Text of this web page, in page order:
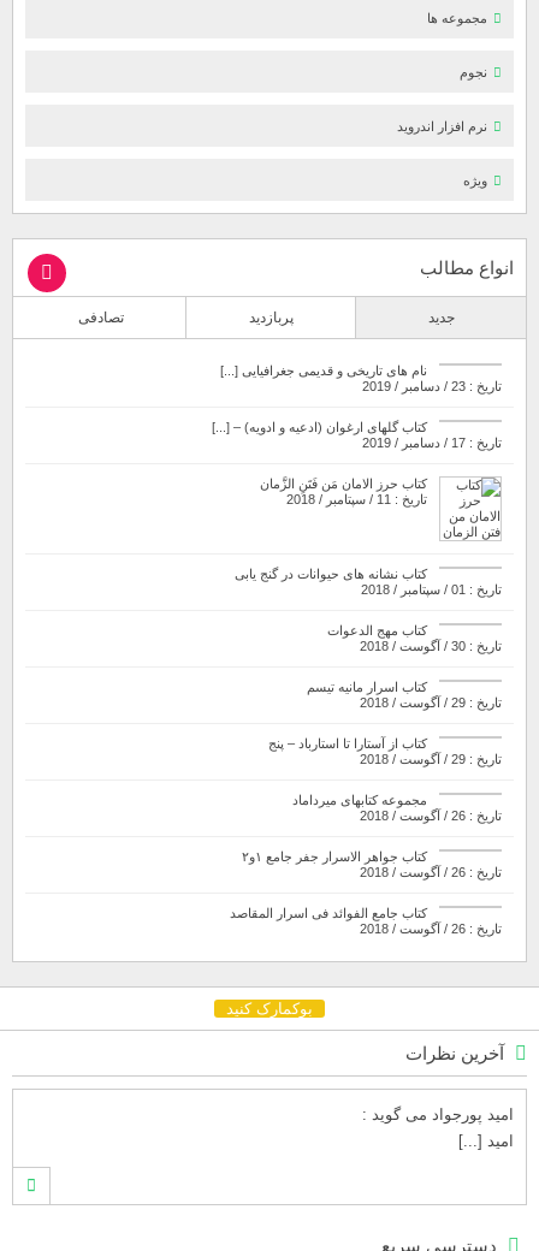
مجموعه ها
نجوم
نرم افزار اندروید
ویژه
انواع مطالب
جدید پربازدید تصادفی
نام های تاریخی و قدیمی جغرافیایی [...]
تاریخ : 23 / دسامبر / 2019
کتاب گلهای ارغوان (ادعیه و ادویه) – [...]
تاریخ : 17 / دسامبر / 2019
کتاب حرز الامان مَن فَتَنِ الزَّمان
تاریخ : 11 / سپتامبر / 2018
کتاب نشانه های حیوانات در گنج یابی
تاریخ : 01 / سپتامبر / 2018
کتاب مهج الدعوات
تاریخ : 30 / آگوست / 2018
کتاب اسرار مانیه تیسم
تاریخ : 29 / آگوست / 2018
کتاب از آستارا تا استارباد – پنج
تاریخ : 29 / آگوست / 2018
مجموعه کتابهای میرداماد
تاریخ : 26 / آگوست / 2018
کتاب جواهر الاسرار جفر جامع ۱و۲
تاریخ : 26 / آگوست / 2018
کتاب جامع الفوائد فی اسرار المقاصد
تاریخ : 26 / آگوست / 2018
بوکمارک کنید
آخرین نظرات
امید پورجواد می گوید :
امید [...]
محمدشهنوازی می گوید :
دسترسی سریع